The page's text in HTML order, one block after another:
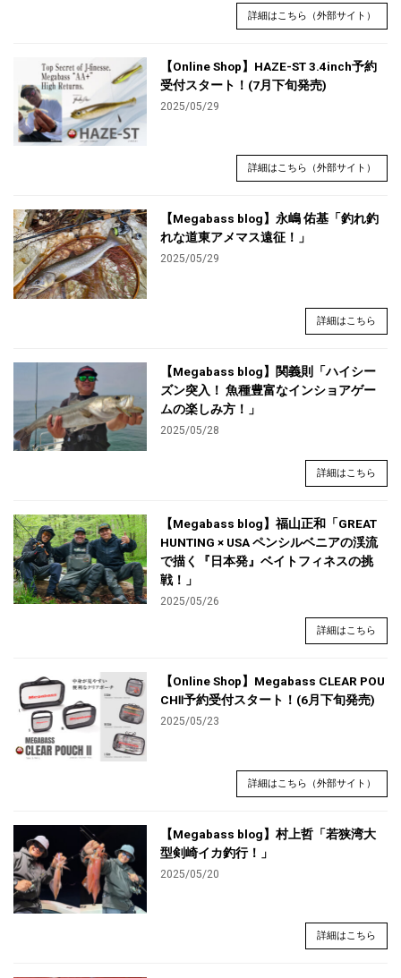
詳細はこちら（外部サイト）
【Online Shop】HAZE-ST 3.4inch予約
受付スタート！(7月下旬発売)
2025/05/29
詳細はこちら（外部サイト）
【Megabass blog】永嶋 佑基「釣れ釣
れな道東アメマス遠征！」
2025/05/29
詳細はこちら
【Megabass blog】関義則「ハイシー
ズン突入！ 魚種豊富なインショアゲー
ムの楽しみ方！」
2025/05/28
詳細はこちら
【Megabass blog】福山正和「GREAT
HUNTING × USA ペンシルベニアの渓流
で描く『日本発』ベイトフィネスの挑
戦！」
2025/05/26
詳細はこちら
【Online Shop】Megabass CLEAR POU
CHⅡ予約受付スタート！(6月下旬発売)
2025/05/23
詳細はこちら（外部サイト）
【Megabass blog】村上哲「若狭湾大
型剣崎イカ釣行！」
2025/05/20
詳細はこちら